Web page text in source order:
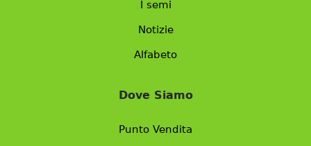
I semi
Notizie
Alfabeto
Dove Siamo
Punto Vendita